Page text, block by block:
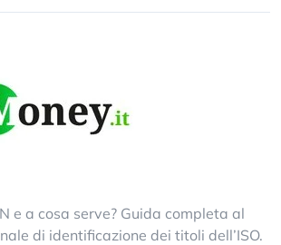
e a cosa serve? Guida completa al
di identificazione dei titoli dell’ISO.